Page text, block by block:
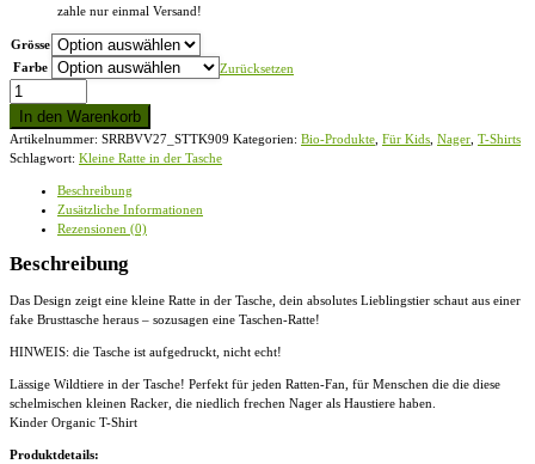
zahle nur einmal Versand!
Grösse
Farbe
Zurücksetzen
Kleine
Ratte
in
der
Tasche
Shirt
In den Warenkorb
Artikelnummer: SRRBVV27_STTK909 Kategorien: Bio-Produkte Für Kids Nager T-Shirts
Schlagwort: Kleine Ratte in der Tasche
Beschreibung
Zusätzliche Informationen
Rezensionen (0)
Beschreibung
Das Design zeigt eine kleine Ratte in der Tasche, dein absolutes Lieblingstier schaut aus einer
fake Brusttasche heraus – sozusagen eine Taschen-Ratte!
HINWEIS: die Tasche ist aufgedruckt, nicht echt!
Lässige Wildtiere in der Tasche! Perfekt für jeden Ratten-Fan, für Menschen die die diese
schelmischen kleinen Racker, die niedlich frechen Nager als Haustiere haben.
Kinder Organic T-Shirt
Produktdetails: